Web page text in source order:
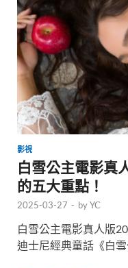
影視
白雪公主電影真
的五大重點！
2025-03-27 - byYC
白雪公主電影真人版
迪士尼經典童話《白